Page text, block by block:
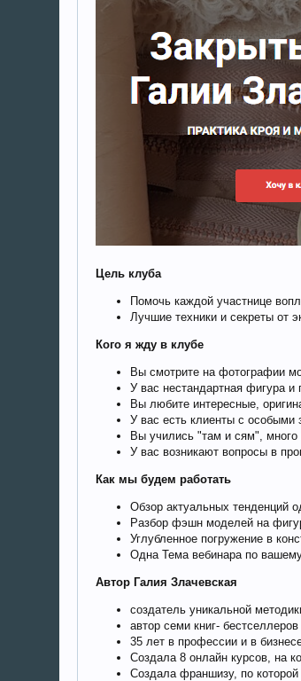
Цель клуба
Помочь каждой участнице
Лучшие техники и секреты от
Кого я жду в клубе
Вы смотрите на фотографии
У вас нестандартная фигура и
Вы любите интересные,
У вас есть клиенты с особыми
Вы учились "там и сям", много
У вас возникают вопросы в
Как мы будем работать
Обзор актуальных тенденций
Разбор фэшн моделей на
Углубленное погружение в
Одна Тема вебинара по
Автор Галия Злачевская
создатель уникальной
автор семи книг-
35 лет в профессии и в
Создала 8 онлайн курсов, на
Создала франшизу, по